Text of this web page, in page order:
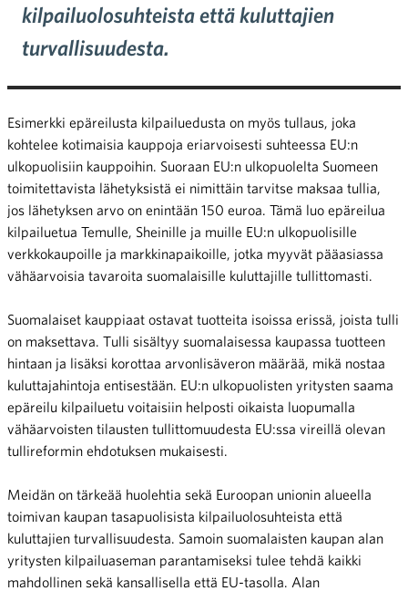
kilpailuolosuhteista että kuluttajien
turvallisuudesta.
Esimerkki epäreilusta kilpailuedusta on myös tullaus, joka
kohtelee kotimaisia kauppoja eriarvoisesti suhteessa EU:n
ulkopuolisiin kauppoihin. Suoraan EU:n ulkopuolelta Suomeen
toimitettavista lähetyksistä ei nimittäin tarvitse maksaa tullia,
jos lähetyksen arvo on enintään 150 euroa. Tämä luo epäreilua
kilpailuetua Temulle, Sheinille ja muille EU:n ulkopuolisille
verkkokaupoille ja markkinapaikoille, jotka myyvät pääasiassa
vähäarvoisia tavaroita suomalaisille kuluttajille tullittomasti.
Suomalaiset kauppiaat ostavat tuotteita isoissa erissä, joista tulli
on maksettava. Tulli sisältyy suomalaisessa kaupassa tuotteen
hintaan ja lisäksi korottaa arvonlisäveron määrää, mikä nostaa
kuluttajahintoja entisestään. EU:n ulkopuolisten yritysten saama
epäreilu kilpailuetu voitaisiin helposti oikaista luopumalla
vähäarvoisten tilausten tullittomuudesta EU:ssa vireillä olevan
tullireformin ehdotuksen mukaisesti.
Meidän on tärkeää huolehtia sekä Euroopan unionin alueella
toimivan kaupan tasapuolisista kilpailuolosuhteista että
kuluttajien turvallisuudesta. Samoin suomalaisten kaupan alan
yritysten kilpailuaseman parantamiseksi tulee tehdä kaikki
mahdollinen sekä kansallisella että EU-tasolla. Alan